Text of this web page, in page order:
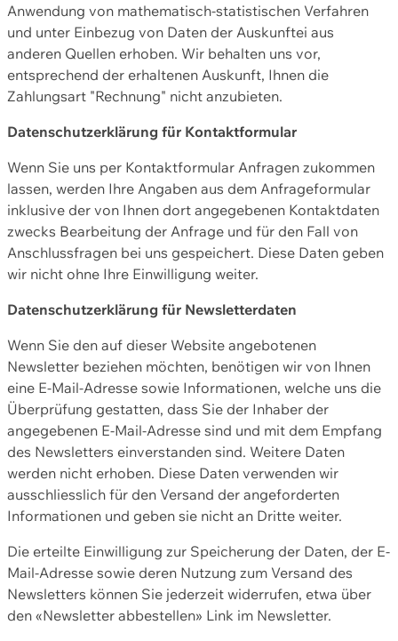
Anwendung von mathematisch-statistischen Verfahren
und unter Einbezug von Daten der Auskunftei aus
anderen Quellen erhoben. Wir behalten uns vor,
entsprechend der erhaltenen Auskunft, Ihnen die
Zahlungsart "Rechnung" nicht anzubieten.
Datenschutzerklärung für Kontaktformular
Wenn Sie uns per Kontaktformular Anfragen zukommen
lassen, werden Ihre Angaben aus dem Anfrageformular
inklusive der von Ihnen dort angegebenen Kontaktdaten
zwecks Bearbeitung der Anfrage und für den Fall von
Anschlussfragen bei uns gespeichert. Diese Daten geben
wir nicht ohne Ihre Einwilligung weiter.
Datenschutzerklärung für Newsletterdaten
Wenn Sie den auf dieser Website angebotenen
Newsletter beziehen möchten, benötigen wir von Ihnen
eine E-Mail-Adresse sowie Informationen, welche uns die
Überprüfung gestatten, dass Sie der Inhaber der
angegebenen E-Mail-Adresse sind und mit dem Empfang
des Newsletters einverstanden sind. Weitere Daten
werden nicht erhoben. Diese Daten verwenden wir
ausschliesslich für den Versand der angeforderten
Informationen und geben sie nicht an Dritte weiter.
Die erteilte Einwilligung zur Speicherung der Daten, der E-
Mail-Adresse sowie deren Nutzung zum Versand des
Newsletters können Sie jederzeit widerrufen, etwa über
den «Newsletter abbestellen» Link im Newsletter.